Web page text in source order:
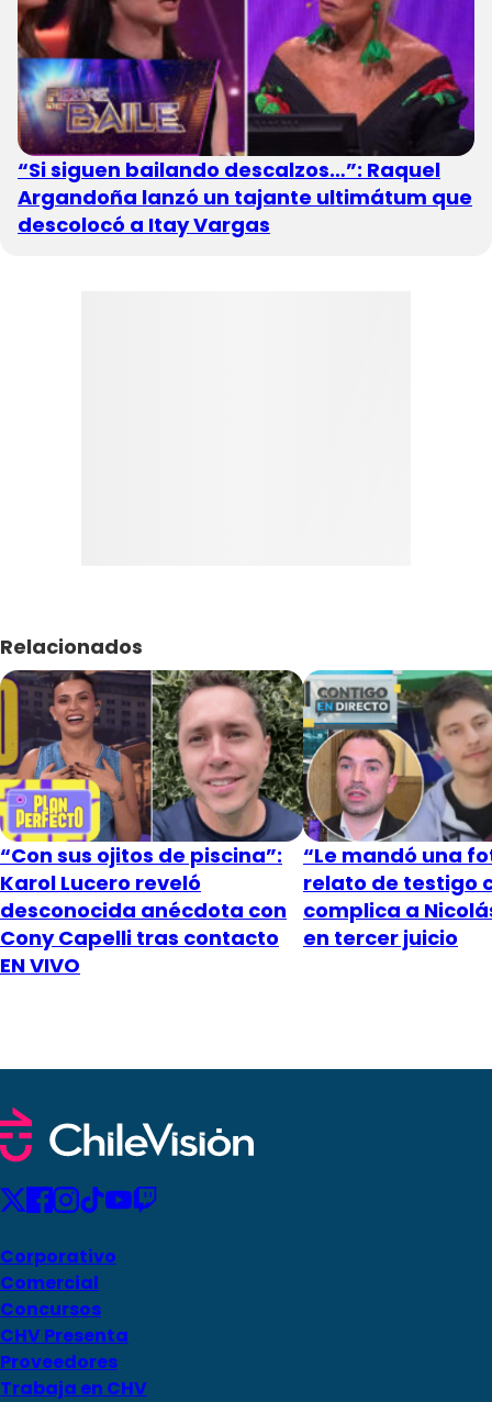
“Si siguen bailando descalzos…”: Raquel
Argandoña lanzó un tajante ultimátum que
descolocó a Itay Vargas
Relacionados
“Con sus ojitos de piscina”:
Karol Lucero reveló
desconocida anécdota con
Cony Capelli tras contacto
EN VIVO
“Le mandó una
relato de testigo
complica a
en tercer juicio
Corporativo
Comercial
Concursos
CHV Presenta
Proveedores
Trabaja en CHV